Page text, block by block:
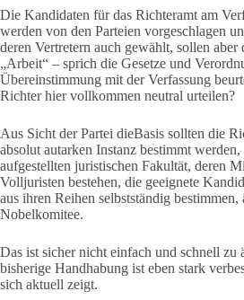
Die Kandidaten für das Richteramt am
werden von den Parteien vorgeschlagen
deren Vertretern auch gewählt, sollen aber
„Arbeit“ – sprich die Gesetze und
Übereinstimmung mit der Verfassung
Richter hier vollkommen neutral urteilen?
Aus Sicht der Partei dieBasis sollten die
absolut autarken Instanz bestimmt
aufgestellten juristischen Fakultät, deren
Volljuristen bestehen, die geeignete
aus ihren Reihen selbstständig
Nobelkomitee.
Das ist sicher nicht einfach und schnell zu
bisherige Handhabung ist eben stark
sich aktuell zeigt.